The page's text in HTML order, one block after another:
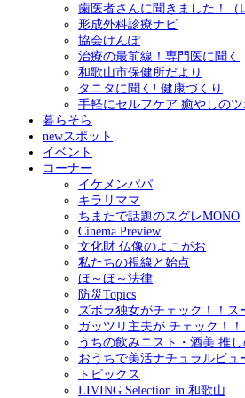
歯医者さんに聞きました！（
形成外科診療ナビ
協会けんぽ
治療の最前線！専門医に聞く
和歌山市保健所だより
タニタに聞く! 健康づくり
手軽にセルフケア 癒やしのツ
暮らそら
newスポット
イベント
コーナー
イケメンパパ
キラリママ
ちまたで話題のスグレMONO
Cinema Preview
文化財 仏像のよこがお
私たちの視線と始点
ほ～ほ～法律
防災Topics
ズボラ独女がチェック！！ス
ガッツリ主夫が チェック！
うちの飲みニスト・酒美 推
おうちで美活ナチュラルビュ
トピックス
LIVING Selection in 和歌山